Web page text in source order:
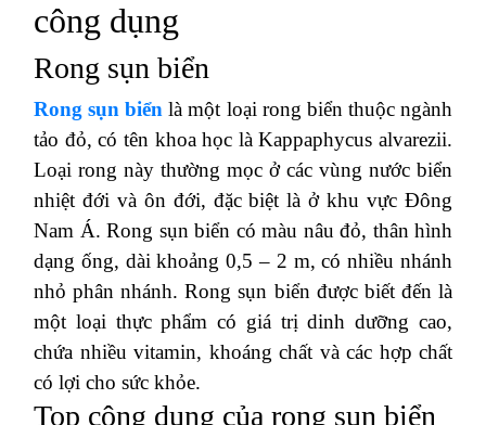
công dụng
Rong sụn biển
Rong sụn biển là một loại rong biển thuộc ngành
tảo đỏ, có tên khoa học là Kappaphycus alvarezii.
Loại rong này thường mọc ở các vùng nước biển
nhiệt đới và ôn đới, đặc biệt là ở khu vực Đông
Nam Á. Rong sụn biển có màu nâu đỏ, thân hình
dạng ống, dài khoảng 0,5 – 2 m, có nhiều nhánh
nhỏ phân nhánh. Rong sụn biển được biết đến là
một loại thực phẩm có giá trị dinh dưỡng cao,
chứa nhiều vitamin, khoáng chất và các hợp chất
có lợi cho sức khỏe.
Top công dụng của rong sụn biển